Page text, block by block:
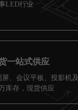
LED行业
一站式供应
、会议平板、投影机及
库存，现货供应